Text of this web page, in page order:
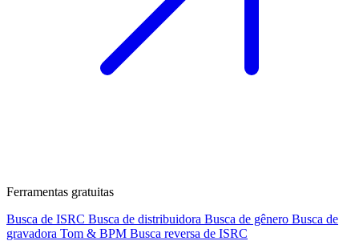
Ferramentas gratuitas
Busca de ISRC Busca de distribuidora Busca de gênero Busca de
gravadora Tom & BPM Busca reversa de ISRC